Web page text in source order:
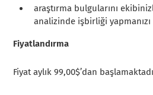
araştırma bulgularını
analizinde işbirliği
Fiyatlandırma
Fiyat aylık 99,00$’dan